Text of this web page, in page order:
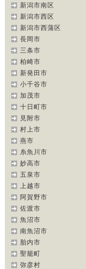
新潟市南区
新潟市西区
新潟市西蒲区
長岡市
三条市
柏崎市
新発田市
小千谷市
加茂市
十日町市
見附市
村上市
燕市
糸魚川市
妙高市
五泉市
上越市
阿賀野市
佐渡市
魚沼市
南魚沼市
胎内市
聖籠町
弥彦村